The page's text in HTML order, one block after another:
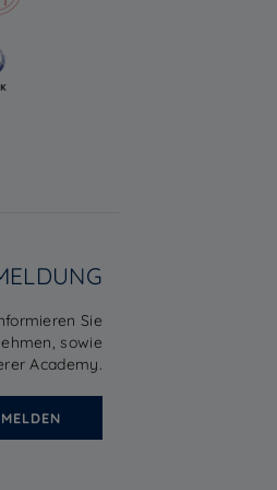
Sie
sowie
Academy.